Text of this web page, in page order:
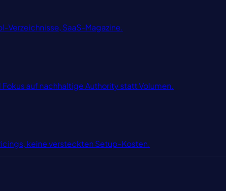
SaaS-Magazine.
auf nachhaltige Authority statt Volumen.
keine versteckten Setup-Kosten.